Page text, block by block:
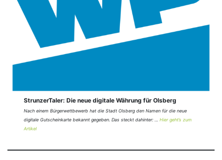
StrunzerTaler: Die neue digitale Währung für Olsberg
Nach einem Bürgerwettbewerb hat die Stadt Olsberg den Namen für die neue
digitale Gutscheinkarte bekannt gegeben. Das steckt dahinter: … Hier geht’s zum
Artikel